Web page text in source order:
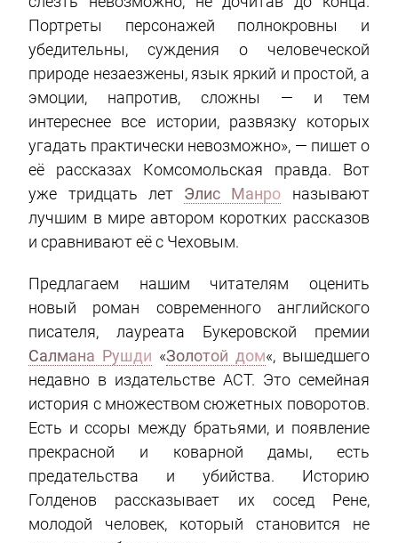
Портреты персонажей полнокровны и
убедительны, суждения о человеческой
природе незаезжены, язык яркий и простой, а
эмоции, напротив, сложны — и тем
интереснее все истории, развязку которых
угадать практически невозможно», — пишет о
её рассказах Комсомольская правда. Вот
уже тридцать лет Элис Манро называют
лучшим в мире автором коротких рассказов
и сравнивают её с Чеховым.
Предлагаем нашим читателям оценить
новый роман современного английского
писателя, лауреата Букеровской премии
Салмана Рушди «Золотой дом«, вышедшего
недавно в издательстве АСТ. Это семейная
история с множеством сюжетных поворотов.
Есть и ссоры между братьями, и появление
прекрасной и коварной дамы, есть
предательства и убийства. Историю
Голденов рассказывает их сосед Рене,
молодой человек, который становится не